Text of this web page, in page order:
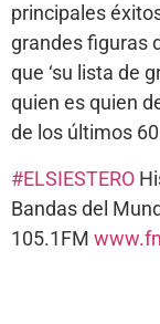
principales
grandes figuras
que ‘su lista de
quien es quien
de los últimos 60
#ELSIESTERO
Bandas del
105.1FM